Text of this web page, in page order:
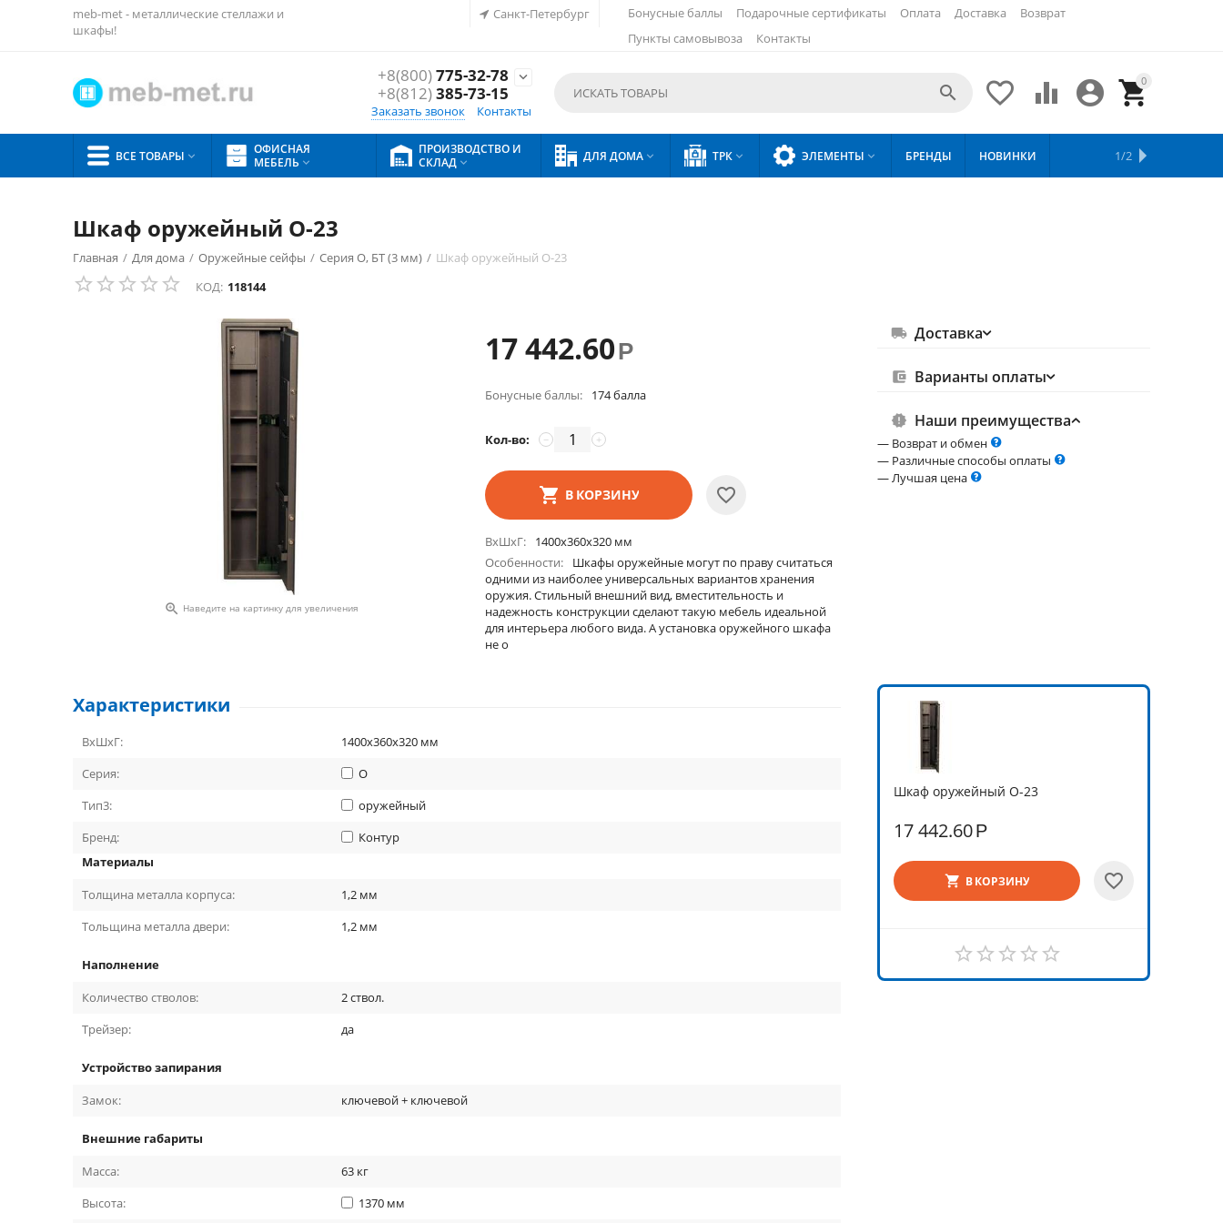
meb-met - металлические стеллажи и
шкафы!
Санкт-Петербург Бонусные баллы Подарочные сертификаты Оплата Доставка
Возврат
Пункты самовывоза
Контакты
+8(800)775-32-78
+8(812)385-73-15

Заказать звонок Контакты
0


 

ВСЕ ТОВАРЫ 
ОФИСНАЯ
МЕБЕЛЬ 
ПРОИЗВОДСТВО И
СКЛАД  ДЛЯ ДОМА  ТРК  ЭЛЕМЕНТЫ  БРЕНДЫ НОВИНКИ 1/2
Шкаф оружейный О-23
Главная / Для дома / Оружейные сейфы / Серия О, БТ (3 мм) / Шкаф оружейный О-23
КОД: 118144
 Наведите на картинку для увеличения
17 442.60Р
Бонусные баллы: 174 балла
Кол-во: +
−
В КОРЗИНУ
ВхШхГ
1400х360х320 мм
Особенности
Шкафы оружейные могут по праву считаться
одними из наиболее универсальных вариантов хранения
оружия. Стильный внешний вид, вместительность и
надежность конструкции сделают такую мебель идеальной
для интерьера любого вида. А установка оружейного шкафа
не о
Доставка
Варианты оплаты
Наши преимущества
— Возврат и обмен
— Различные способы оплаты
— Лучшая цена
Шкаф оружейный О-23
17 442.60Р
В КОРЗИНУ
Характеристики
ВхШхГ:
1400х360х320 мм
Серия:
О
Тип3:
оружейный
Бренд:
Контур
Материалы
Толщина металла корпуса:
1,2 мм
Тольщина металла двери:
1,2 мм
Наполнение
Количество стволов:
2ствол.
Трейзер:
да
Устройство запирания
Замок:
ключевой + ключевой
Внешние габариты
Масса:
63 кг
Высота:
1370 мм